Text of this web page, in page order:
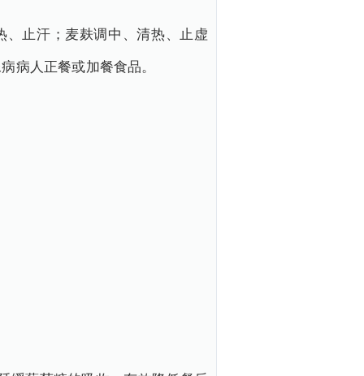
止汗；麦麸调中、清热、止虚
病人正餐或加餐食品。